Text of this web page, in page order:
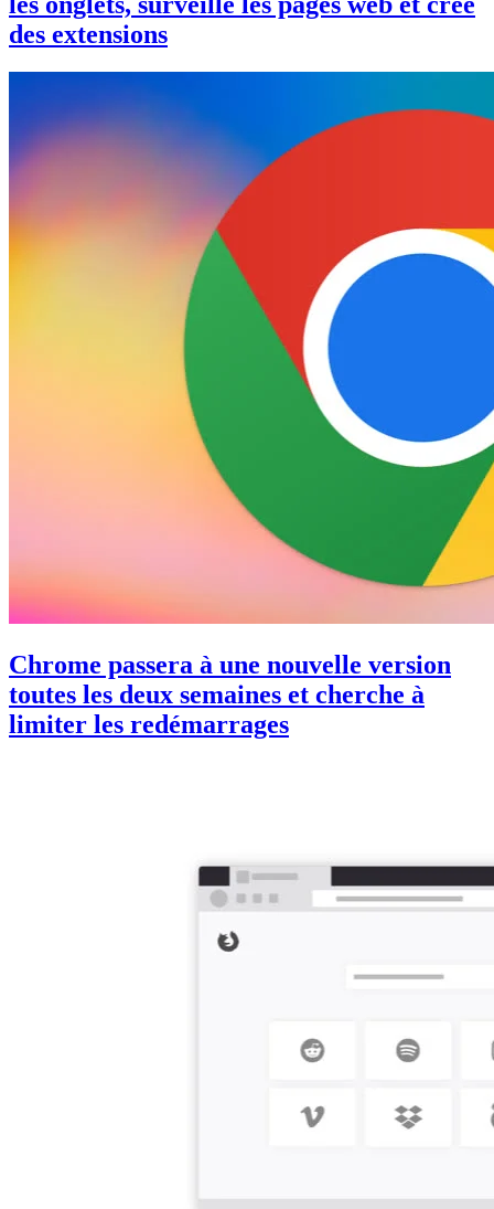
des extensions
Chrome passera à une nouvelle version
toutes les deux semaines et cherche à
limiter les redémarrages